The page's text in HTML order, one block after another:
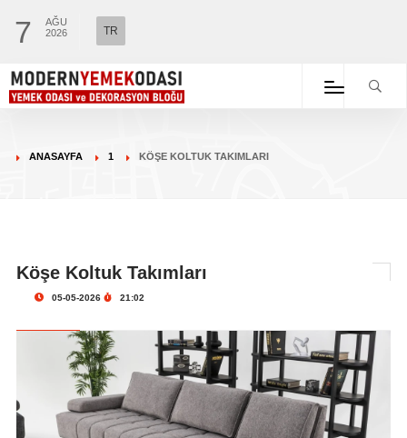
7
AĞU
2026
TR
ANASAYFA 1 KÖŞE KOLTUK TAKIMLARI
Köşe Koltuk Takımları
05-05-2026 21:02